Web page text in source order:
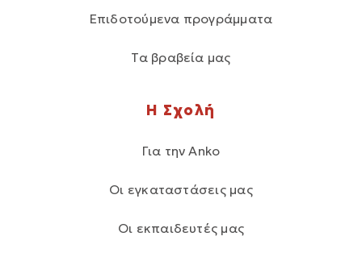
Επιδοτούμενα προγράμματα
Τα βραβεία μας
Η Σχολή
Για την Anko
Οι εγκαταστάσεις μας
Οι εκπαιδευτές μας